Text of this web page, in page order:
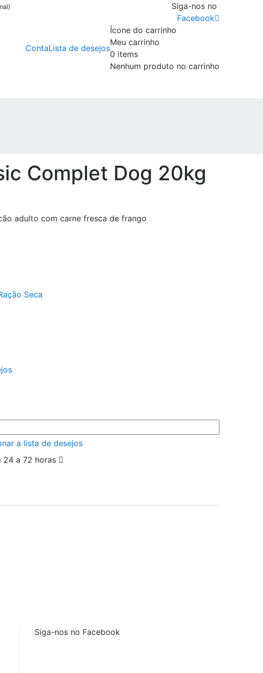
Siga-nos no
Facebook
ContaLista de desejos
Ícone do carrinho
Meu carrinho
0 items
Nenhum produto no carrinho
Complet Dog 20kg
adulto com carne fresca de frango
Seca
a lista de desejos
24 a 72 horas
Siga-nos no Facebook